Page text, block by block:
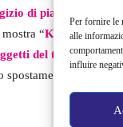
Per fornire le
alle
influire
di piazza Tahrir
“KING TUT.
del tesoro del
spostamento